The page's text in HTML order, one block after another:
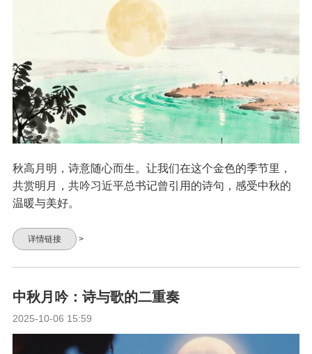
秋高月明，诗意随心而生。让我们在这个金色的季节里，
共赏明月，共吟习近平总书记曾引用的诗句，感受中秋的
温暖与美好。
详情链接 >
中秋月吟：诗与歌的二重奏
2025-10-06 15:59